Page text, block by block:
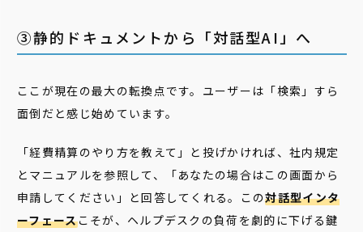
③静的ドキュメントから「対話型AI」へ
ここが現在の最大の転換点です。ユーザーは「検索」すら
面倒だと感じ始めています。
「経費精算のやり方を教えて」と投げかければ、社内規定
とマニュアルを参照して、「あなたの場合はこの画面から
申請してください」と回答してくれる。この対話型インタ
ーフェースこそが、ヘルプデスクの負荷を劇的に下げる鍵